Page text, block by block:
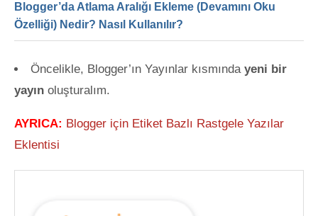
Blogger’da Atlama Aralığı Ekleme (Devamını Oku
Özelliği) Nedir? Nasıl Kullanılır?
Öncelikle, Blogger’ın Yayınlar kısmında yeni bir
yayın oluşturalım.
AYRICA: Blogger için Etiket Bazlı Rastgele Yazılar
Eklentisi